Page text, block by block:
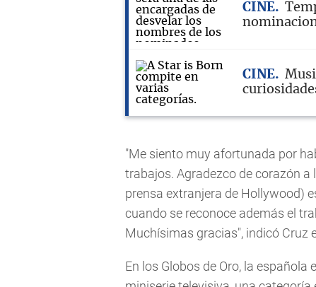
CINE
CINE
"Me siento muy afortunada por
trabajos. Agradezco de corazón a
prensa extranjera de Hollywood)
cuando se reconoce además el
Muchísimas gracias", indicó Cruz
En los Globos de Oro, la